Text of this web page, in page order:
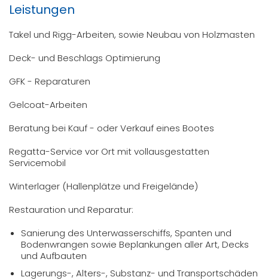
Leistungen
Takel und Rigg-Arbeiten, sowie Neubau von Holzmasten
Deck- und Beschlags Optimierung
GFK - Reparaturen
Gelcoat-Arbeiten
Beratung bei Kauf - oder Verkauf eines Bootes
Regatta-Service vor Ort mit vollausgestatten
Servicemobil
Winterlager (Hallenplätze und Freigelände)
Restauration und Reparatur:
Sanierung des Unterwasserschiffs, Spanten und
Bodenwrangen sowie Beplankungen aller Art, Decks
und Aufbauten
Lagerungs-, Alters-, Substanz- und Transportschäden